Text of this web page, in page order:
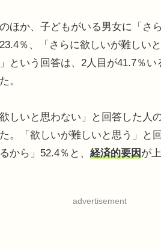
ほか、子どもがいる男女に「さ
％、「さらに欲しいが難しい
という回答は、2人目が41.7％
。
しいと思わない」と回答した人
。「欲しいが難しいと思う」と
から」52.4％と、 経済的要因が
advertisement